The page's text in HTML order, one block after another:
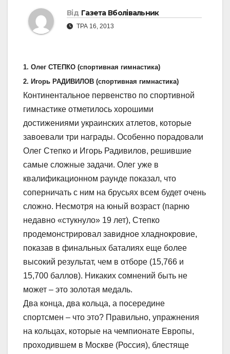
Від Газета Вболівальник
ТРА 16, 2013
1. Олег СТЕПКО (спортивная гимнастика)
2. Игорь РАДИВИЛОВ (спортивная гимнастика)
Континентальное первенство по спортивной
гимнастике отметилось хорошими
достижениями украинских атлетов, которые
завоевали три награды. Особенно порадовали
Олег Степко и Игорь Радивилов, решившие
самые сложные задачи. Олег уже в
квалификационном раунде показал, что
соперничать с ним на брусьях всем будет очень
сложно. Несмотря на юный возраст (парню
недавно «стукнуло» 19 лет), Степко
продемонстрировал завидное хладнокровие,
показав в финальных баталиях еще более
высокий результат, чем в отборе (15,766 и
15,700 баллов). Никаких сомнений быть не
может – это золотая медаль.
Два конца, два кольца, а посередине
спортсмен – что это? Правильно, упражнения
на кольцах, которые на чемпионате Европы,
проходившем в Москве (Россия), блестяще